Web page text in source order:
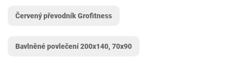
Červený převodník Grofitness
Bavlněné povlečení 200x140, 70x90